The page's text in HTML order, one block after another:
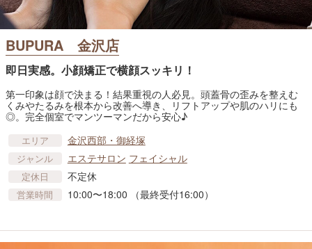
BUPURA 金沢店
即日実感。小顔矯正で横顔スッキリ！
第一印象は顔で決まる！結果重視の人必見。頭蓋骨の歪みを整えむ
くみやたるみを根本から改善へ導き、リフトアップや肌のハリにも
◎。完全個室でマンツーマンだから安心♪
エリア 金沢西部・御経塚
ジャンル エステサロン フェイシャル
定休日 不定休
営業時間 10:00〜18:00 （最終受付16:00）